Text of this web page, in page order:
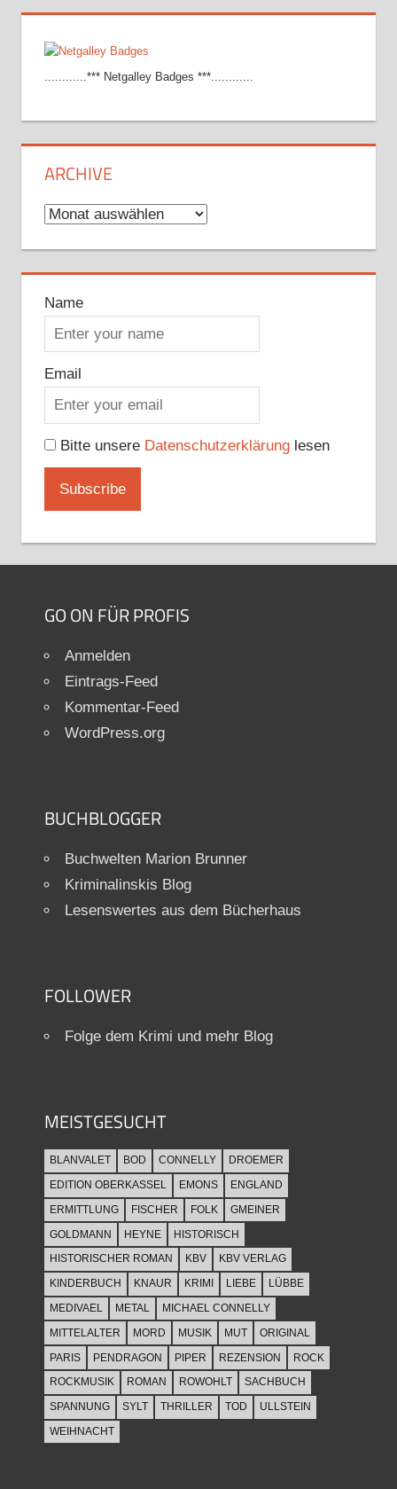
............*** Netgalley Badges ***............
ARCHIVE
Archive
Name
Email
Bitte unsere Datenschutzerklärunglesen
GO ON FÜR PROFIS
Anmelden
Eintrags-Feed
Kommentar-Feed
WordPress.org
BUCHBLOGGER
Buchwelten Marion Brunner
Kriminalinskis Blog
Lesenswertes aus dem Bücherhaus
FOLLOWER
Folge dem Krimi und mehr Blog
MEISTGESUCHT
BLANVALET BOD CONNELLY
DROEMER
EDITION OBERKASSEL
EMONS
ENGLAND
ERMITTLUNG
FISCHER FOLK
GMEINER
GOLDMANN
HEYNE
HISTORISCH
HISTORISCHER ROMAN
KBV
KBV VERLAG
KINDERBUCH
KNAUR KRIMI LIEBE
LÜBBE
MEDIVAEL
METAL
MICHAEL CONNELLY
MITTELALTER
MORD MUSIK MUT
ORIGINAL
PARIS
PENDRAGON PIPER REZENSION
ROCK
ROCKMUSIK
ROMAN ROWOHLT
SACHBUCH
SPANNUNG
SYLT THRILLER TOD
ULLSTEIN
WEIHNACHT